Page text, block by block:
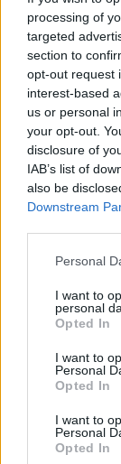
processing of
targeted
section to
opt-out request
interest-based
us or personal
your opt-out.
disclosure of
IAB’s list of
also be
Downstream
Personal
I want to
personal
Opted In
I want to
Personal
Opted In
I want to
Personal
Opted In
Sportas Kitos
Buvusią
Butvilas
turnyro
2026 m.